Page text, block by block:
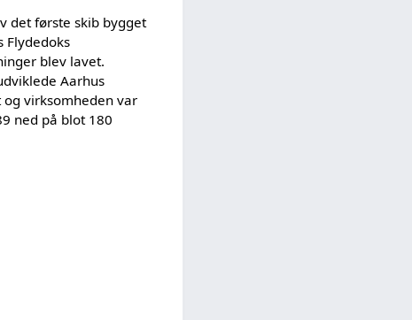
det første skib bygget
Flydedoks
blev lavet.
Aarhus
virksomheden var
ned på blot 180